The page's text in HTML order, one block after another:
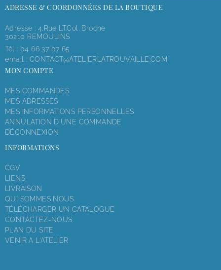
ADRESSE & COORDONNÉES DE LA BOUTIQUE
Adresse : 4,rue LT.Col. Broche
30210 REMOULINS
Tél : 04 66 37 07 65
email : CONTACT@ATELIERLATROUVAILLE.COM
MON COMPTE
MES COMMANDES
MES ADRESSES
MES INFORMATIONS PERSONNELLES
ANNULATION D'UNE COMMANDE
DÉCONNEXION
INFORMATIONS
CGV
LIENS
LIVRAISON
QUI SOMMES NOUS
TÉLÉCHARGER UN CATALOGUE
CONTACTEZ-NOUS
PLAN DU SITE
VENIR A L'ATELIER